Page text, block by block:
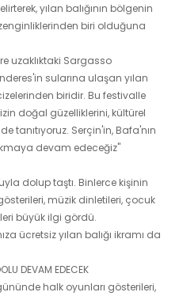
yılan balığının bölgenin
biri olduğuna
uzaklıktaki Sargasso
sularına ulaşan yılan
biridir. Bu festivalle
doğal güzelliklerini, kültürel
tanıtıyoruz. Serçin'in, Bafa'nın
devam edeceğiz"
dolup taştı. Binlerce kişinin
müzik dinletileri, çocuk
büyük ilgi gördü.
ücretsiz yılan balığı ikramı da
DEVAM EDECEK
halk oyunları gösterileri,